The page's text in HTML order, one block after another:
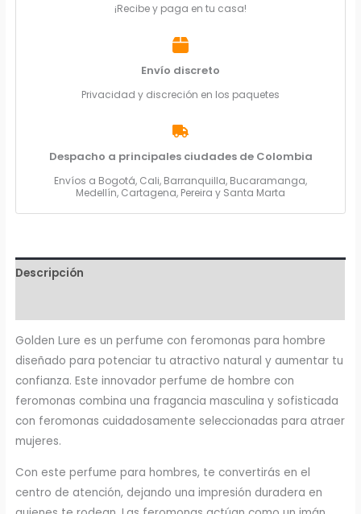
¡Recibe y paga en tu casa!
Envío discreto
Privacidad y discreción en los paquetes
Despacho a principales ciudades de Colombia
Envíos a Bogotá, Cali, Barranquilla, Bucaramanga,
Medellín, Cartagena, Pereira y Santa Marta
Descripción
Golden Lure es un perfume con feromonas para hombre
diseñado para potenciar tu atractivo natural y aumentar tu
confianza. Este innovador perfume de hombre con
feromonas combina una fragancia masculina y sofisticada
con feromonas cuidadosamente seleccionadas para atraer
mujeres.
Con este perfume para hombres, te convertirás en el
centro de atención, dejando una impresión duradera en